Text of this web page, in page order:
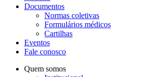
Documentos
Normas coletivas
Formulários médicos
Cartilhas
Eventos
Fale conosco
Quem somos